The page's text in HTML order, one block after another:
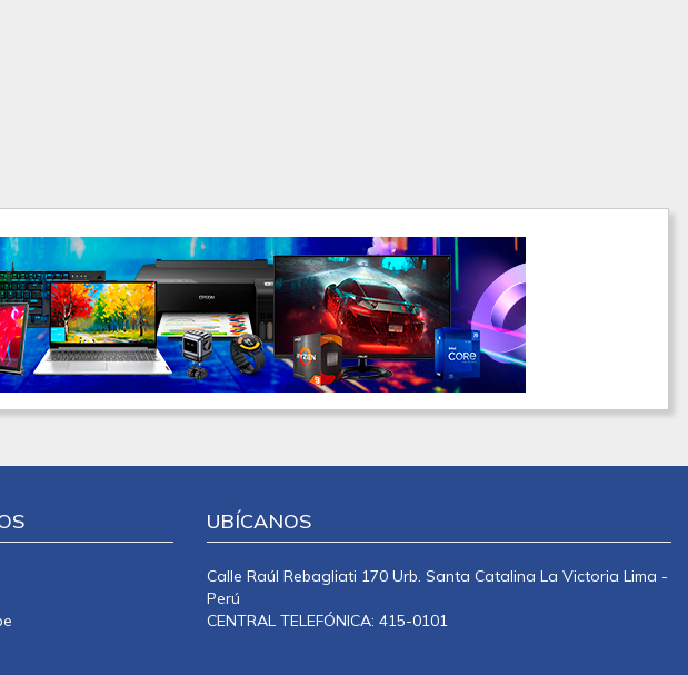
UBÍCANOS
Calle Raúl Rebagliati 170 Urb. Santa Catalina La Victoria Lima -
Perú
CENTRAL TELEFÓNICA: 415-0101